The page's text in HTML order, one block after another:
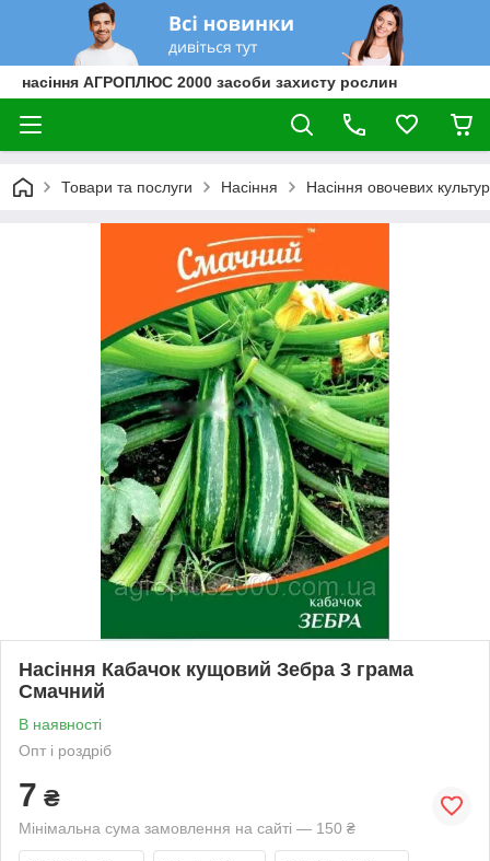
насіння АГРОПЛЮС 2000 засоби захисту рослин
Товари та послуги Насіння Насіння овочевих культур
Насіння Кабачок кущовий Зебра 3 грама
Смачний
В наявності
Опт і роздріб
7 ₴
Мінімальна сума замовлення на сайті — 150 ₴